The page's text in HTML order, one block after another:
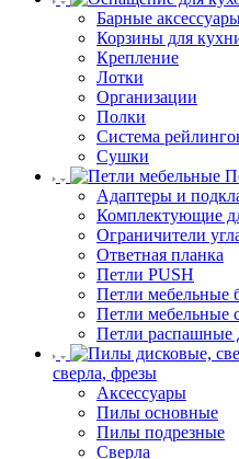
Барные
Корзины для
Крепление
Лотки
Организации
Полки
Система
Сушки
Адаптеры и
Комплектующие
Ограничители
Ответная планка
Петли PUSH
Петли мебельные
Петли мебельные
Петли распашные
сверла, фрезы
Аксессуары
Пилы основные
Пилы подрезные
Сверла